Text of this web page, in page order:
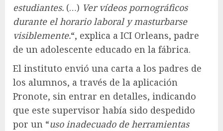
estudiantes. (…) Ver vídeos pornográficos
durante el horario laboral y masturbarse
visiblemente.“, explica a ICI Orleans, padre
de un adolescente educado en la fábrica.
El instituto envió una carta a los padres de
los alumnos, a través de la aplicación
Pronote, sin entrar en detalles, indicando
que este supervisor había sido despedido
por un “uso inadecuado de herramientas